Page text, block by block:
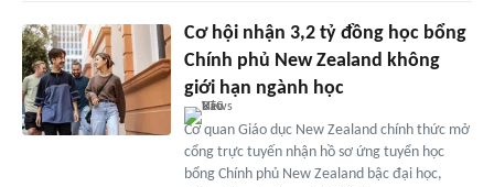
Cơ hội nhận 3,2 tỷ đồng học bổng
Chính phủ New Zealand không
giới hạn ngành học
Cơ quan Giáo dục New Zealand chính thức mở
cổng trực tuyến nhận hồ sơ ứng tuyển học
bổng Chính phủ New Zealand bậc đại học,